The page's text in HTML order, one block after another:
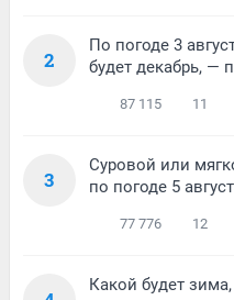
2
По погоде 3
будет декабрь, —
87 115 11
3
Суровой или
по погоде 5
77 776 12
Какой будет